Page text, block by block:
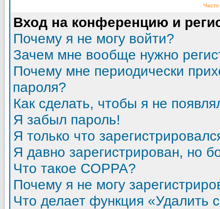
Вход на конференцию и
Почему я не могу войти?
Зачем мне вообще нужно
Почему мне периодически
пароля?
Как сделать, чтобы я не
Я забыл пароль!
Я только что
Я давно зарегистрирован, но
Что такое COPPA?
Почему я не могу
Что делает функция «Удалить